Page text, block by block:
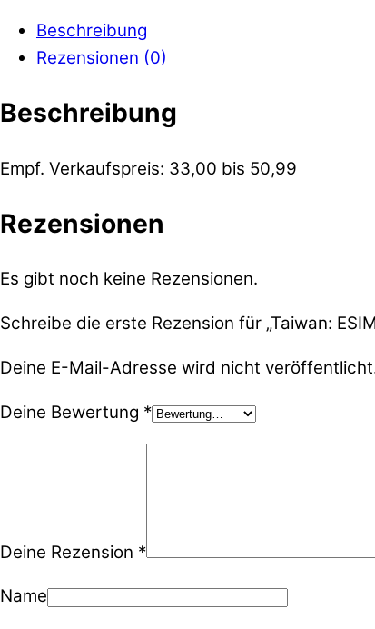
Beschreibung
Rezensionen (0)
Beschreibung
Empf. Verkaufspreis: 33,00 bis 50,99
Rezensionen
Es gibt noch keine Rezensionen.
Schreibe die erste Rezension für „Taiwan:
Deine E-Mail-Adresse wird nicht
Deine Bewertung *
Deine Rezension *
Name